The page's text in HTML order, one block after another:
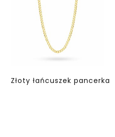
Złoty łańcuszek pancerka